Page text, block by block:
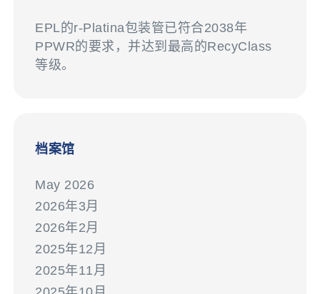
EPL的r-Platina包装管已符合2038年
PPWR的要求，并达到最高的RecyClass
等级。
档案馆
May 2026
2026年3月
2026年2月
2025年12月
2025年11月